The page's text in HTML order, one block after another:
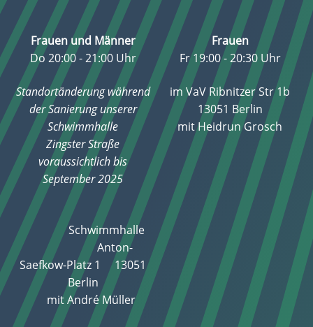
Frauen und Männer
Do 20:00 - 21:00 Uhr
Standortänderung während
der Sanierung unserer
Schwimmhalle
Zingster Straße
voraussichtlich bis
September 2025
Schwimmhalle
Anton-
Saefkow-Platz 1 13051
Berlin
mit André Müller
Frauen
Fr 19:00 - 20:30 Uhr
im VaV Ribnitzer Str 1b
13051 Berlin
mit Heidrun Grosch